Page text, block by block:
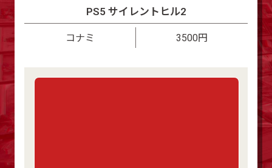
PS5 サイレントヒル2
コナミ 3500円